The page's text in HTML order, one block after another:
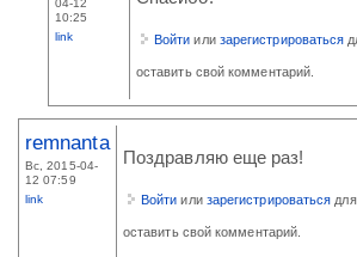
04-12
10:25
link
Войти или зарегистрироваться
оставить свой комментарий.
remnanta
Вс, 2015-04-
12 07:59
link
Поздравляю еще раз!
Войти или зарегистрироваться
оставить свой комментарий.